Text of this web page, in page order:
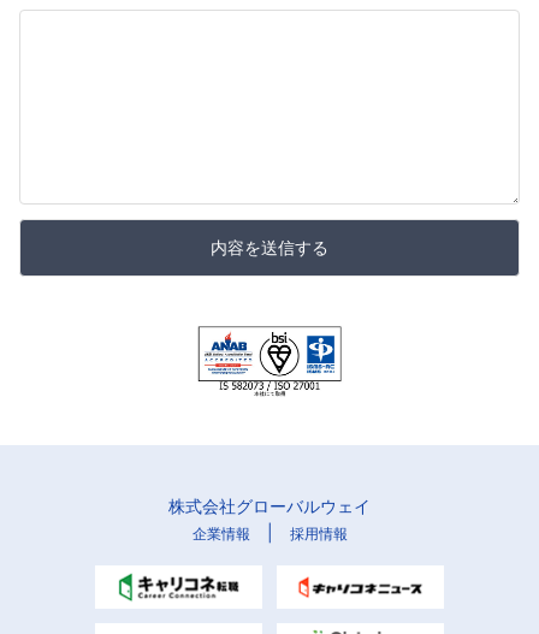
内容を送信する
株式会社グローバルウェイ
企業情報 採用情報